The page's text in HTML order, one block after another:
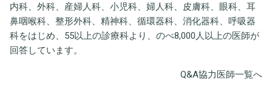
内科、外科、産婦人科、小児科、婦人科、皮膚科、眼科、耳
鼻咽喉科、整形外科、精神科、循環器科、消化器科、呼吸器
科をはじめ、55以上の診療科より、のべ8,000人以上の医師が
回答しています。
Q&A協力医師一覧へ